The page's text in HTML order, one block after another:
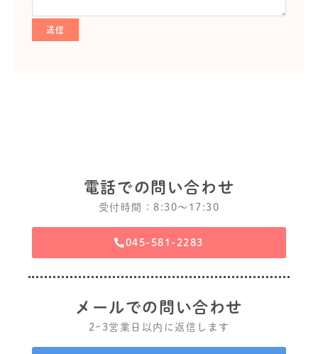
電話での問い合わせ
受付時間：8:30〜17:30
045-581-2283
メールでの問い合わせ
2~3営業日以内に返信します